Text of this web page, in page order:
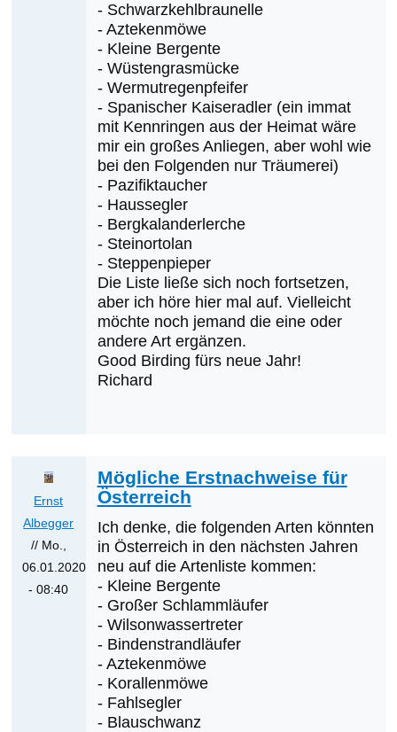
- Schwarzkehlbraunelle
- Aztekenmöwe
- Kleine Bergente
- Wüstengrasmücke
- Wermutregenpfeifer
- Spanischer Kaiseradler (ein immat
mit Kennringen aus der Heimat wäre
mir ein großes Anliegen, aber wohl wie
bei den Folgenden nur Träumerei)
- Pazifiktaucher
- Haussegler
- Bergkalanderlerche
- Steinortolan
- Steppenpieper
Die Liste ließe sich noch fortsetzen,
aber ich höre hier mal auf. Vielleicht
möchte noch jemand die eine oder
andere Art ergänzen.
Good Birding fürs neue Jahr!
Richard
Ernst
Albegger
// Mo.,
06.01.2020
- 08:40
Mögliche Erstnachweise für
Österreich
Ich denke, die folgenden Arten könnten
in Österreich in den nächsten Jahren
neu auf die Artenliste kommen:
- Kleine Bergente
- Großer Schlammläufer
- Wilsonwassertreter
- Bindenstrandläufer
- Aztekenmöwe
- Korallenmöwe
- Fahlsegler
- Blauschwanz